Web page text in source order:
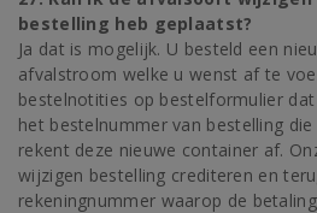
bestelling heb geplaatst?
Ja dat is mogelijk. U besteld een
afvalstroom welke u wenst af te
bestelnotities op bestelformulier
het bestelnummer van bestelling
rekent deze nieuwe container af.
wijzigen bestelling crediteren en
rekeningnummer waarop de